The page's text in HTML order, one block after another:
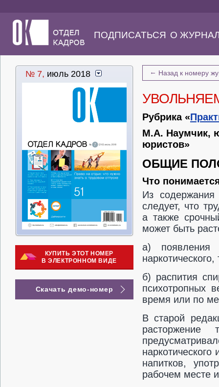
ПОДПИСАТЬСЯ О
№ 7, июль 2018
КУПИТЬ ЭТОТ НОМЕР
В ЭЛЕКТРОННОМ ВИДЕ
Скачать демо-номер
← Назад к номеру
Рубрика «
М.А. Наумчик,
юристов»
ОБЩИЕ
Что
Из содержания
следует, что
а также
может быть
а) появления
б) распития
психотропных
время или по
В старой
расторжение
напитков,
рабочем месте